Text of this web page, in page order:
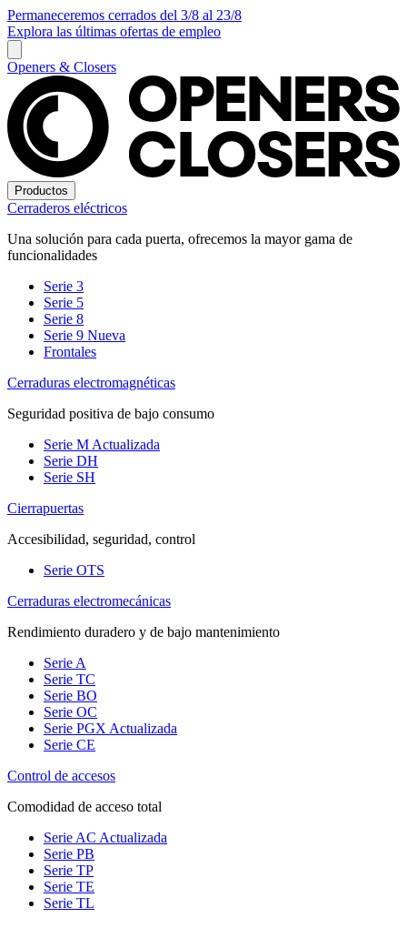
Permaneceremos cerrados del 3/8 al 23/8
Explora las últimas ofertas de empleo
Openers & Closers
Productos
Cerraderos eléctricos
Una solución para cada puerta, ofrecemos la mayor gama de
funcionalidades
Serie 3
Serie 5
Serie 8
Serie 9 Nueva
Frontales
Cerraduras electromagnéticas
Seguridad positiva de bajo consumo
Serie M Actualizada
Serie DH
Serie SH
Cierrapuertas
Accesibilidad, seguridad, control
Serie OTS
Cerraduras electromecánicas
Rendimiento duradero y de bajo mantenimiento
Serie A
Serie TC
Serie BO
Serie OC
Serie PGX Actualizada
Serie CE
Control de accesos
Comodidad de acceso total
Serie AC Actualizada
Serie PB
Serie TP
Serie TE
Serie TL